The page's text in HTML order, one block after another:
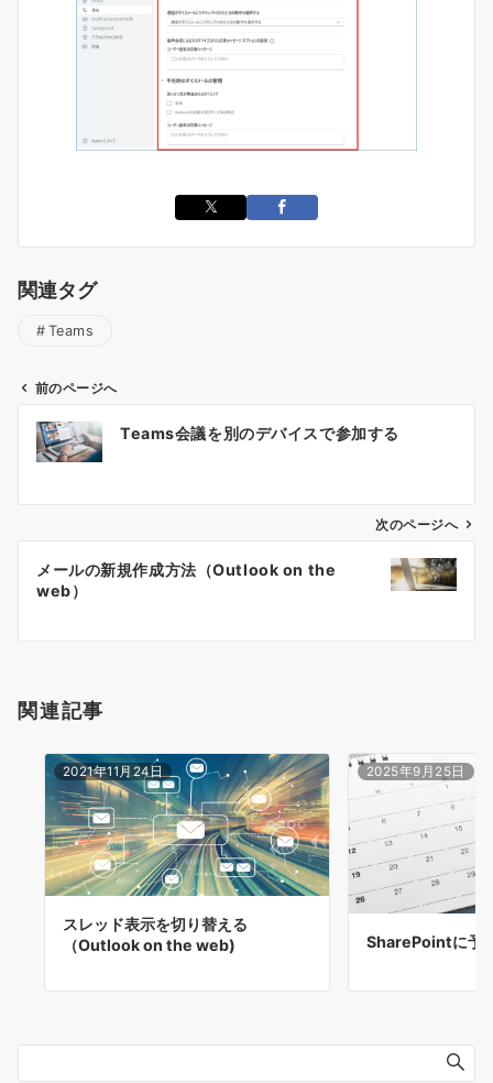
関連タグ
Teams
ビ
ン
前のページへ
Teams会議を別のデバイスで参加する
次のページへ
メールの新規作成方法（Outlook on the
web）
関連記事
2021年11月24日
スレッド表示を切り替える
（Outlook on the web)
2025年9月25日
SharePointに予